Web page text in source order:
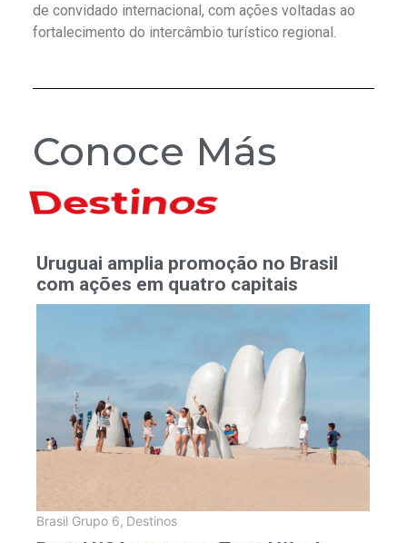
de convidado internacional, com ações voltadas ao
fortalecimento do intercâmbio turístico regional.
Conoce Más
Hoteles
Uruguai amplia promoção no Brasil
com ações em quatro capitais
Brasil Grupo 6, Destinos